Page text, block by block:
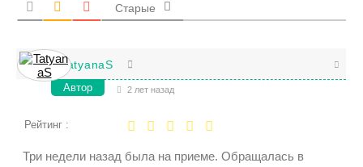
Старые
TatyanaS
Автор 2 лет назад
Рейтинг :
Три недели назад была на приеме. Обращалась в